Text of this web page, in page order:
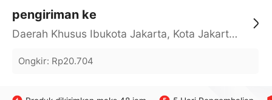
pengiriman ke
Daerah Khusus Ibukota Jakarta, Kota Jakarta Barat, Cengkareng, yy
Ongkir: Rp20.704